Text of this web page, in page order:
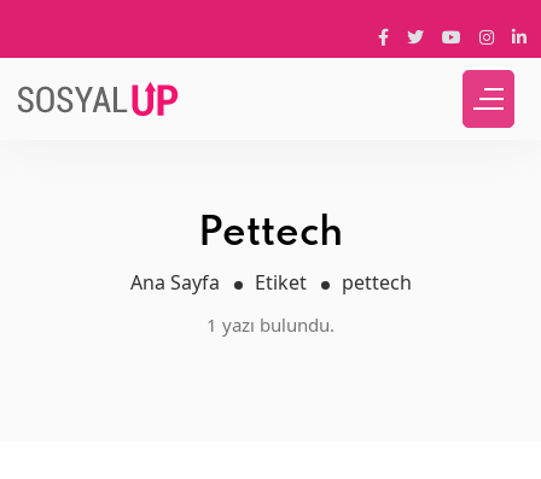
Pettech
Ana Sayfa Etiket pettech
1 yazı bulundu.